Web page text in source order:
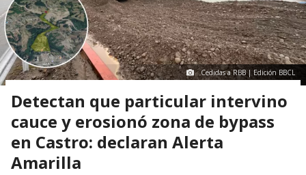
Cedidas a RBB | Edición BBCL
Detectan que particular intervino
cauce y erosionó zona de bypass
en Castro: declaran Alerta
Amarilla